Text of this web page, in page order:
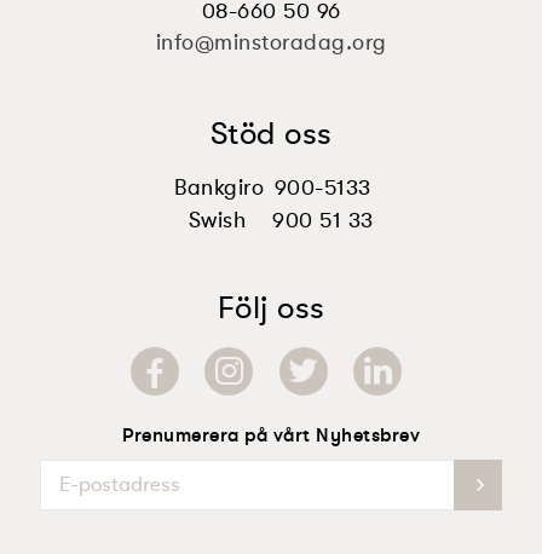
08-660 50 96
info@minstoradag.org
Stöd oss
Bankgiro 900-5133
Swish
900 51 33
Följ oss
Prenumerera på vårt Nyhetsbrev